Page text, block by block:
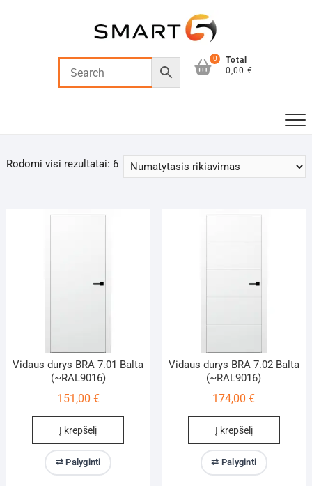
0
Total
0,00 €
Rodomi visi rezultatai: 6
Vidaus durys BRA 7.01 Balta
(~RAL9016)
151,00 €
Į krepšelį
⇄ Palyginti
Vidaus durys BRA 7.02 Balta
(~RAL9016)
174,00€
Į krepšelį
⇄ Palyginti